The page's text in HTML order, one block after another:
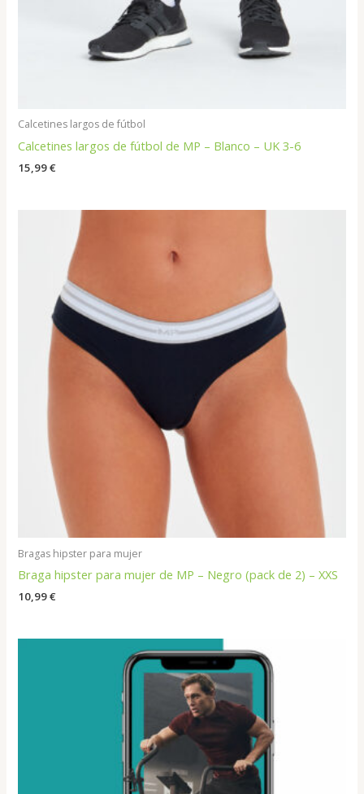
Calcetines largos de fútbol
Calcetines largos de fútbol de MP – Blanco – UK 3-6
15,99€
Bragas hipster para mujer
Braga hipster para mujer de MP – Negro (pack de 2) – XXS
10,99€